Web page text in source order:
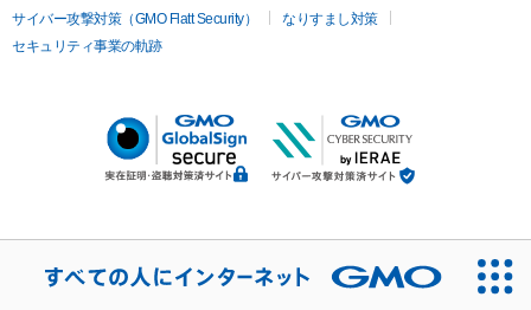
サイバー攻撃対策（GMO Flatt Security）
なりすまし対策
セキュリティ事業の軌跡